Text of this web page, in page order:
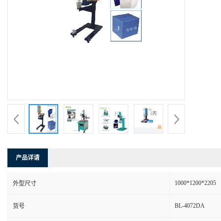
产品详请
外型尺寸 1000*1200*2205
货号 BL-4072DA